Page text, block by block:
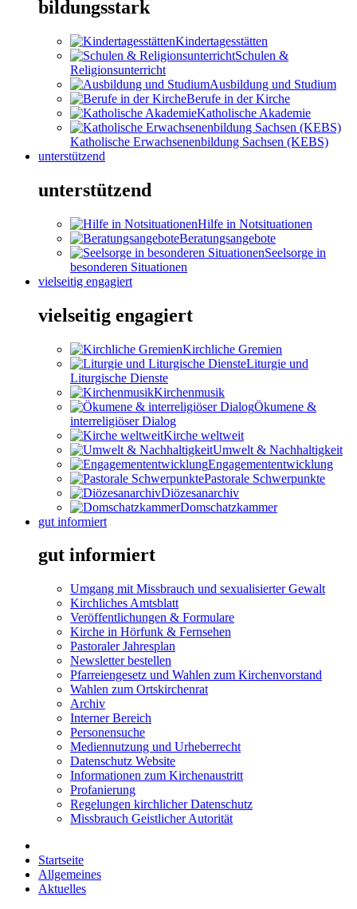
bildungsstark
Kindertagesstätten
Schulen &
Religionsunterricht
Ausbildung und Studium
Berufe in der Kirche
Katholische Akademie
Katholische Erwachsenenbildung Sachsen (KEBS)
unterstützend
unterstützend
Hilfe in Notsituationen
Beratungsangebote
Seelsorge in
besonderen Situationen
vielseitig engagiert
vielseitig engagiert
Kirchliche Gremien
Liturgie und
Liturgische Dienste
Kirchenmusik
Ökumene &
interreligiöser Dialog
Kirche weltweit
Umwelt & Nachhaltigkeit
Engagemententwicklung
Pastorale Schwerpunkte
Diözesanarchiv
Domschatzkammer
gut informiert
gut informiert
Umgang mit Missbrauch und sexualisierter Gewalt
Kirchliches Amtsblatt
Veröffentlichungen & Formulare
Kirche in Hörfunk & Fernsehen
Pastoraler Jahresplan
Newsletter bestellen
Pfarreiengesetz und Wahlen zum Kirchenvorstand
Wahlen zum Ortskirchenrat
Archiv
Interner Bereich
Personensuche
Mediennutzung und Urheberrecht
Datenschutz Website
Informationen zum Kirchenaustritt
Profanierung
Regelungen kirchlicher Datenschutz
Missbrauch Geistlicher Autorität
Startseite
Allgemeines
Aktuelles